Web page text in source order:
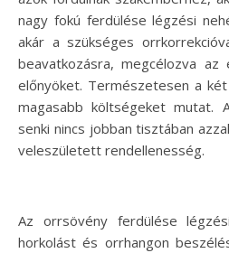
nagy fokú ferdülése légzési
akár a szükséges
beavatkozásra, megcélozva az
előnyöket. Természetesen a
magasabb költségeket mutat.
senki nincs jobban tisztában
veleszületett rendellenesség.
Az orrsövény ferdülése
horkolást és orrhangon